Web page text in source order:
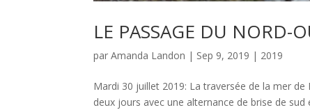
LE PASSAGE DU NORD-
parAmanda Landon | Sep 9, 2019 | 2019
Mardi 30 juillet 2019: La traversée de la mer
deux jours avec une alternance de brise de